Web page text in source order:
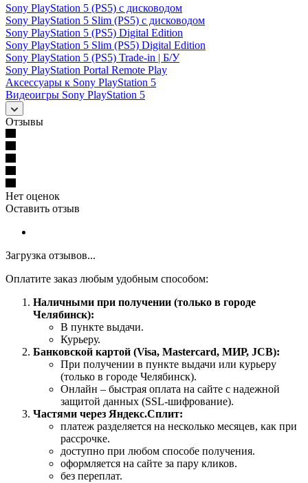
Sony PlayStation 5 (PS5) с дисководом
Sony PlayStation 5 Slim (PS5) с дисководом
Sony PlayStation 5 (PS5) Digital Edition
Sony PlayStation 5 Slim (PS5) Digital Edition
Sony PlayStation 5 (PS5) Trade-in | Б/У
Sony PlayStation Portal Remote Play
Аксессуары к Sony PlayStation 5
Видеоигры Sony PlayStation 5
Отзывы
Нет оценок
Оставить отзыв
Загрузка отзывов...
Оплатите заказ любым удобным способом:
Наличными при получении (только в городе
Челябинск):
В пункте выдачи.
Курьеру.
Банковской картой (Visa, Mastercard, МИР, JCB):
При получении в пункте выдачи или курьеру
(только в городе Челябинск).
Онлайн – быстрая оплата на сайте с надежной
защитой данных (SSL-шифрование).
Частями через Яндекс.Сплит:
платеж разделяется на несколько месяцев, как при
рассрочке.
доступно при любом способе получения.
оформляется на сайте за пару кликов.
без переплат.